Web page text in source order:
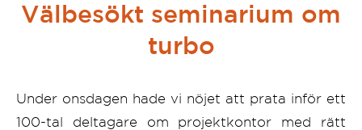
Välbesökt seminarium om
turbo
Under onsdagen hade vi nöjet att prata inför ett
100-tal deltagare om projektkontor med rätt